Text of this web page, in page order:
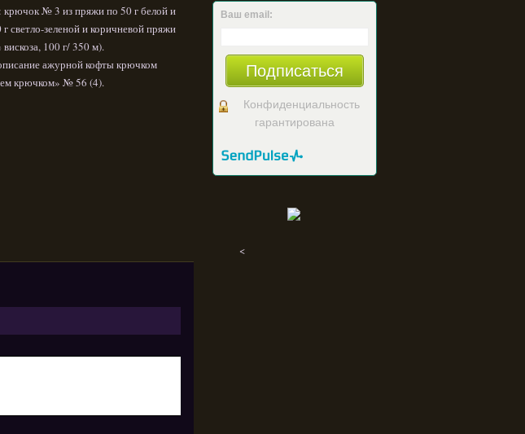
крючок № 3 из пряжи по 50 г белой и
светло-зеленой и коричневой пряжи
100 г/ 350 м).
ажурной кофты крючком
крючком» № 56 (4).
Ваш email:
Подписаться
Конфиденциальность
гарантирована
<